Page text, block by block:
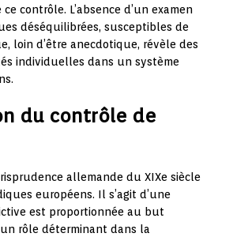
contrôle. L’absence d’un examen
déséquilibrées, susceptibles de
loin d’être anecdotique, révèle des
individuelles dans un système
du contrôle de
allemande du XIXe siècle
européens. Il s’agit d’une
est proportionnée au but
rôle déterminant dans la